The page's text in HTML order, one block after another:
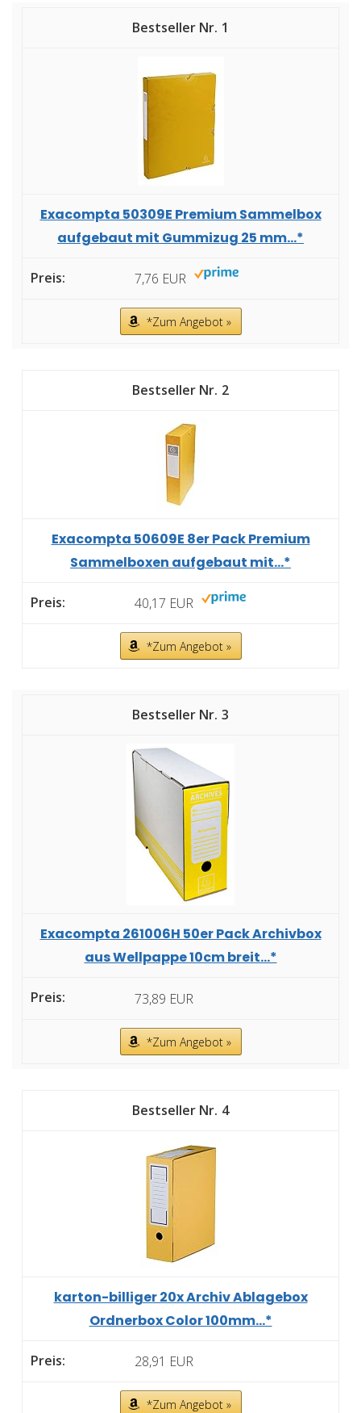
1
Exacompta 50309E Premium Sammelbox
aufgebaut mit Gummizug 25 mm...*
7,76 EUR
*Zum Angebot »
2
Exacompta 50609E 8er Pack Premium
Sammelboxen aufgebaut mit...*
40,17 EUR
*Zum Angebot »
3
Exacompta 261006H 50er Pack Archivbox
aus Wellpappe 10cm breit...*
73,89 EUR
*Zum Angebot »
4
karton-billiger 20x Archiv Ablagebox
Ordnerbox Color 100mm...*
28,91 EUR
*Zum Angebot »